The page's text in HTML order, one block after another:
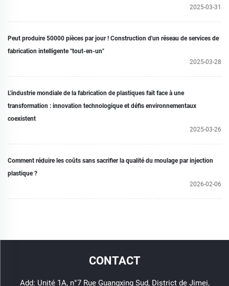
2025-03-31
Peut produire 50000 pièces par jour ! Construction d'un réseau de services de
fabrication intelligente "tout-en-un"
2025-03-28
L'industrie mondiale de la fabrication de plastiques fait face à une
transformation : innovation technologique et défis environnementaux
coexistent
2025-03-26
Comment réduire les coûts sans sacrifier la qualité du moulage par injection
plastique ?
2026-02-06
CONTACT
Add: Unité 1A, n°7 Rue Guangxing Sud, District de Jimei,